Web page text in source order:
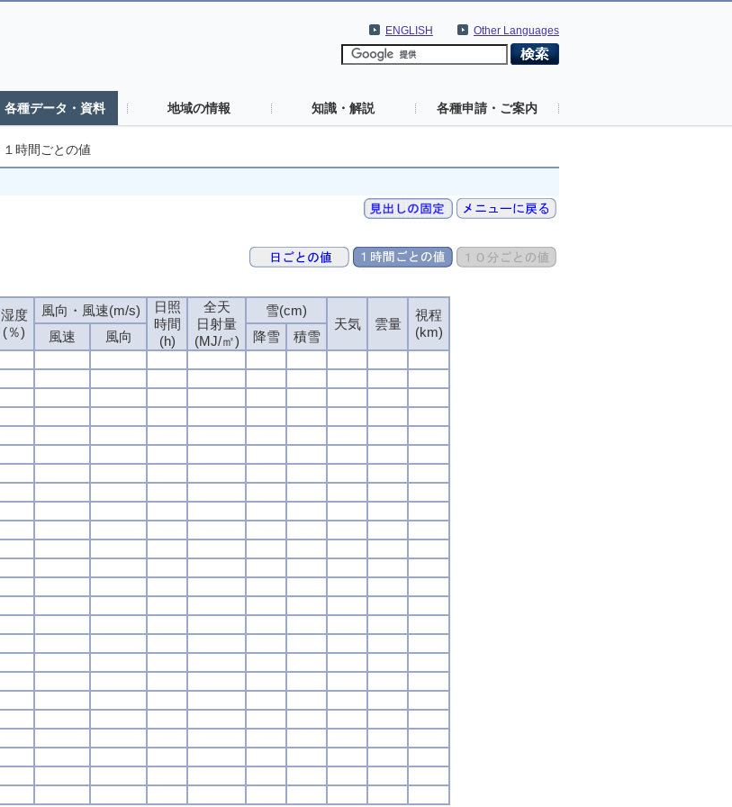
Other Languages
ENGLISH
各種データ・資料 地域の情報 知識・解説 各種申請・ご案内
１時間ごとの値
湿度
(％)
風向・風速(m/s)
日照
時間
(h)
全天
日射量
(MJ/㎡)
雪(cm)
天気
雲量
視程
(km)
風速 風向 降雪
積雪